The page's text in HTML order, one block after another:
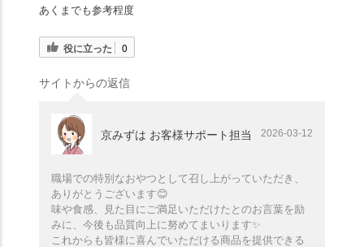
あくまでも参考程度
役に立った 0
サイトからの返信
京みずは お客様サポート担当 2026-03-12
職場での特別なおやつとして召し上がっていただき、
ありがとうございます😊
味や食感、見た目にご満足いただけたとのお言葉を励
みに、今後も品質向上に努めてまいります✨️
これからも皆様に喜んでいただける商品を提供できる